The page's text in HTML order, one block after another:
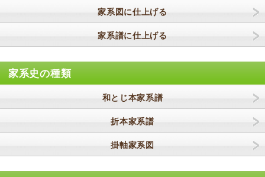
家系図に仕上げる
家系譜に仕上げる
家系史の種類
和とじ本家系譜
折本家系譜
掛軸家系図